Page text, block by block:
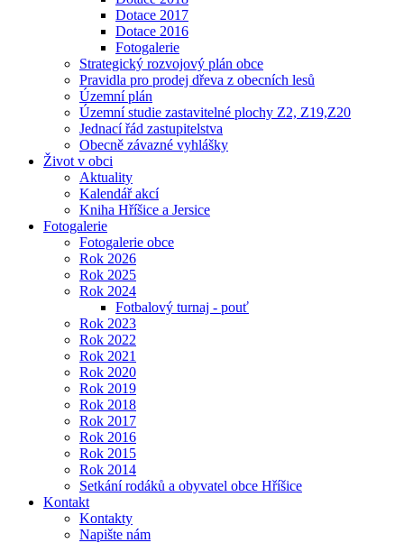
Dotace 2017
Dotace 2016
Fotogalerie
Strategický rozvojový plán obce
Pravidla pro prodej dřeva z obecních lesů
Územní plán
Územní studie zastavitelné plochy Z2, Z19,Z20
Jednací řád zastupitelstva
Obecně závazné vyhlášky
Život v obci
Aktuality
Kalendář akcí
Kniha Hříšice a Jersice
Fotogalerie
Fotogalerie obce
Rok 2026
Rok 2025
Rok 2024
Fotbalový turnaj - pouť
Rok 2023
Rok 2022
Rok 2021
Rok 2020
Rok 2019
Rok 2018
Rok 2017
Rok 2016
Rok 2015
Rok 2014
Setkání rodáků a obyvatel obce Hříšice
Kontakt
Kontakty
Napište nám